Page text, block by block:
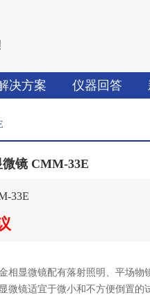
决方案 仪器回答
镜 CMM-33E
33E
相显微镜配有落射照明、平场
微镜适宜于微小和不方便倒置